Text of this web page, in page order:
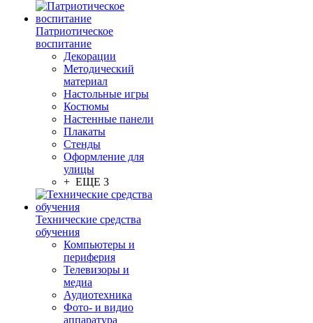
Патриотическое
воспитание
Декорации
Методический
материал
Настольные игры
Костюмы
Настенные панели
Плакаты
Стенды
Оформление для
улицы
+ ЕЩЕ 3
Технические средства
обучения
Компьютеры и
периферия
Телевизоры и
медиа
Аудиотехника
Фото- и видио
аппаратура